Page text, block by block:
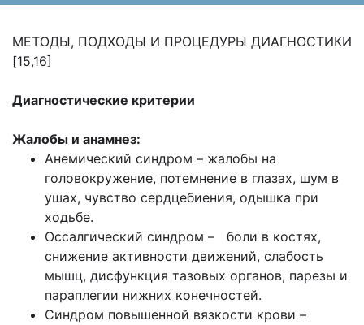
МЕТОДЫ, ПОДХОДЫ И ПРОЦЕДУРЫ ДИАГНОСТИКИ
[15,16]
Диагностические критерии
Жалобы и анамнез:
Анемический синдром – жалобы на
головокружение, потемнение в глазах, шум в
ушах, чувство сердцебиения, одышка при
ходьбе.
Оссалгический синдром – боли в костях,
снижение активности движений, слабость
мышц, дисфункция тазовых органов, парезы и
параплегии нижних конечностей.
Синдром повышенной вязкости крови –